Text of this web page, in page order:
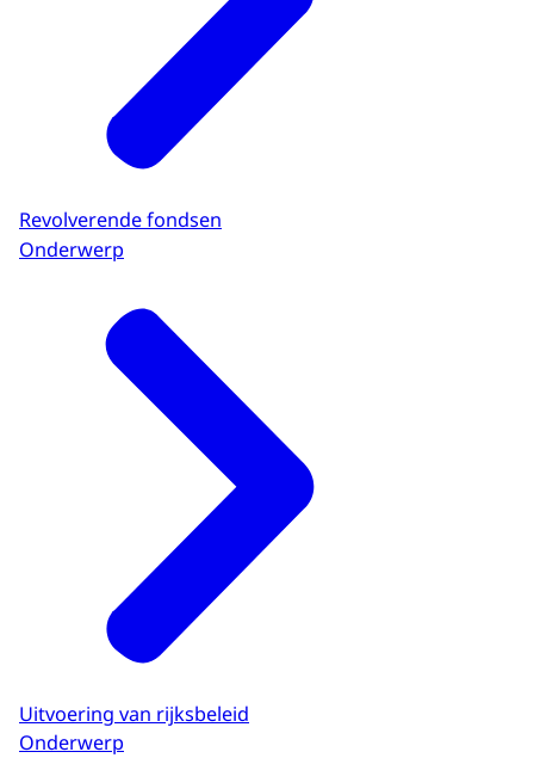
Revolverende fondsen
Onderwerp
Uitvoering van rijksbeleid
Onderwerp